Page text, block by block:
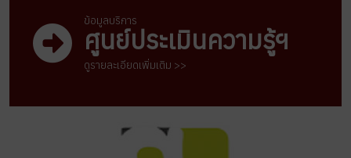
ข้อมูลบริการ
ศูนย์ประเมินความรู้ฯ
ดูรายละเอียดเพิ่มเติม >>